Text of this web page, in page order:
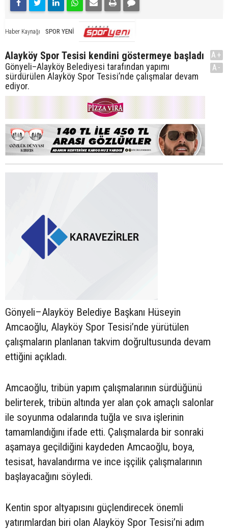
Haber Kaynağı SPOR YENİ
Alayköy Spor Tesisi kendini göstermeye başladı
Gönyeli–Alayköy Belediyesi tarafından yapımı
sürdürülen Alayköy Spor Tesisi’nde çalışmalar devam
ediyor.
A+
A-
Gönyeli–Alayköy Belediye Başkanı Hüseyin
Amcaoğlu, Alayköy Spor Tesisi’nde yürütülen
çalışmaların planlanan takvim doğrultusunda devam
ettiğini açıkladı.
Amcaoğlu, tribün yapım çalışmalarının sürdüğünü
belirterek, tribün altında yer alan çok amaçlı salonlar
ile soyunma odalarında tuğla ve sıva işlerinin
tamamlandığını ifade etti. Çalışmalarda bir sonraki
aşamaya geçildiğini kaydeden Amcaoğlu, boya,
tesisat, havalandırma ve ince işçilik çalışmalarının
başlayacağını söyledi.
Kentin spor altyapısını güçlendirecek önemli
yatırımlardan biri olan Alayköy Spor Tesisi’ni adım